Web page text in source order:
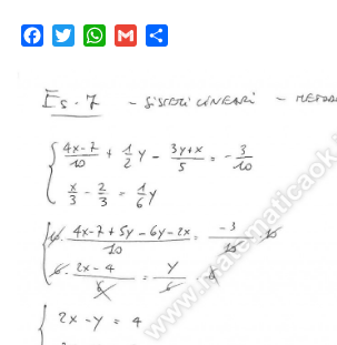
FacebookTwitterWhatsApp
Gmail